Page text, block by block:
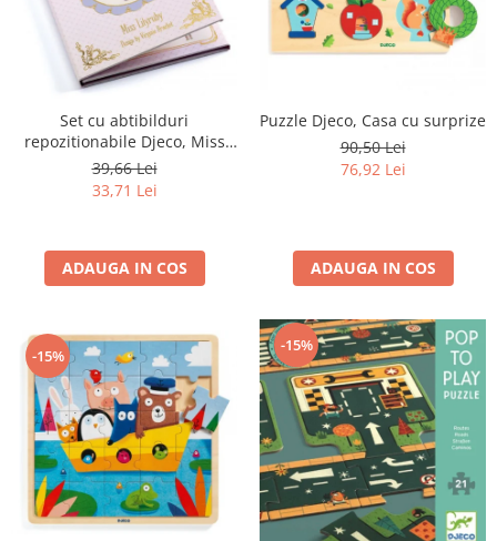
Set cu abtibilduri
repozitionabile Djeco, Miss
Lilyruby
39,66 Lei
33,71 Lei
ADAUGA IN COS
Puzzle Djeco, Casa cu surprize
90,50 Lei
76,92 Lei
ADAUGA IN COS
-15%
-15%